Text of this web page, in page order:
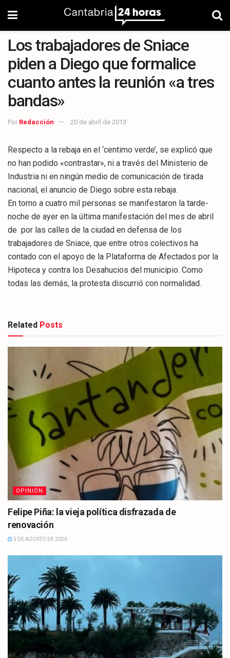
Los trabajadores de Sniace
piden a Diego que formalice
cuanto antes la reunión «a tres
bandas»
Por Redacción 20 de abril de 2013
Respecto a la rebaja en el ‘centimo verde’, se explicó que
no han podido «contrastar», ni a través del Ministerio de
Industria ni en ningún medio de comunicación de tirada
nacional, el anuncio de Diego sobre esta rebaja.
En torno a cuatro mil personas se manifestaron la tarde-
noche de ayer en la última manifestación del mes de abril
de por las calles de la ciudad en defensa de los
trabajadores de Sniace, que entre otros colectivos ha
contado con el apoyo de la Plataforma de Afectados por la
Hipoteca y contra los Desahucios del municipio. Como
todas las demás, la protesta discurrió con normalidad.
Related Posts
OPINIÓN
Felipe Piña: la vieja política disfrazada de
renovación
5 DE AGOSTO DE 2026